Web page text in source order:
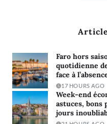
Faro hors
quotidienne
face à
17 HOURS AGO
Week-end
astuces, bons
jours